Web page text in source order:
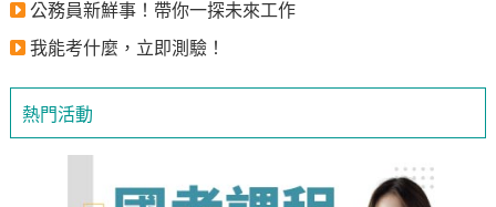
公務員新鮮事！帶你一探未來工作
我能考什麼，立即測驗！
熱門活動